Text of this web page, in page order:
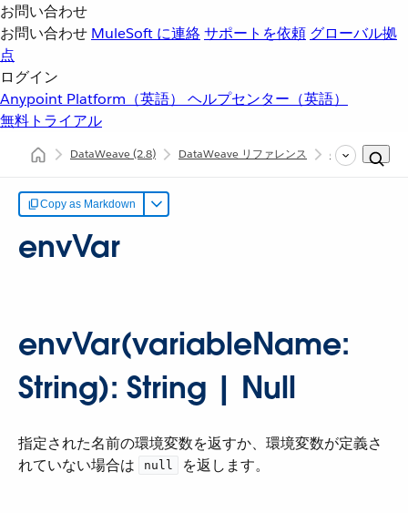
お問い合わせ
お問い合わせ MuleSoft に連絡サポートを依頼 グローバル拠
点
ログイン
Anypoint Platform（英語） ヘルプセンター（英語）
無料トライアル
DataWeave(2.8) DataWeave リファレンス dw::System
Copy as Markdown
envVar
envVar(variableName:
String): String | Null
指定された名前の環境変数を返すか、環境変数が定義さ
れていない場合は ​
null ​ を返します。